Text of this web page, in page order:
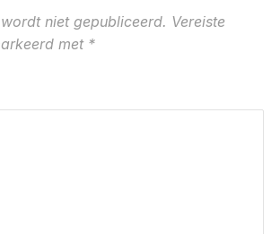
niet gepubliceerd. Vereiste
met *